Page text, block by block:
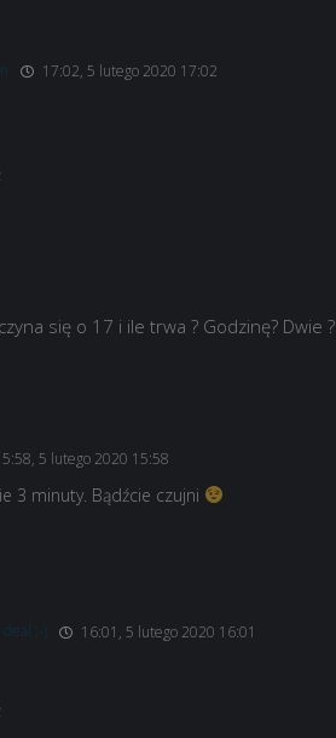
17:02, 5 lutego 2020 17:02
się o 17 i ile trwa ? Godzinę? Dwie ?
5 lutego 2020 15:58
3 minuty. Bądźcie czujni
;-) 16:01, 5 lutego 2020 16:01